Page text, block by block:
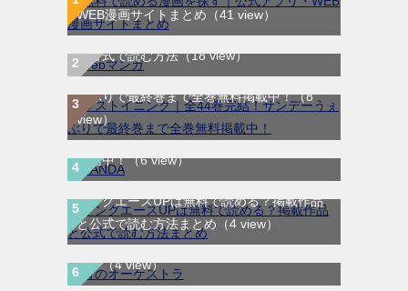
WEB漫画サイトまとめ （41 view）
WEB漫画サイト一覧｜ブラウザで無料漫画
を公式で読む方法（18 view）
ラストイニング｜全44巻完結！サンデーう
ぇぶりで最終巻まで全巻無料掲載中！（8
view）
SANDA｜最新刊第3巻！マンガBANGで無料
配信中！（6 view）
ヤングエースUPは無料で読める？掲載作品
と公式で読む方法まとめ （4 view）
青のオーケストラ｜マンガワンで全話無料連
載中（4 view）
妹先生 渚｜全5巻完結！サンデーうぇぶりで